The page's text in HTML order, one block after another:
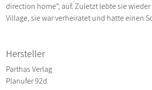
direction home", auf. Zuletzt lebte sie
Village, sie war verheiratet und hatte einen
Hersteller
Parthas Verlag
Planufer 92d